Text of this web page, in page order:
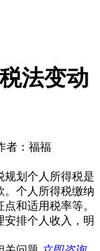
法变动
者：福福
规划个人所得税是
。个人所得税缴纳
和适用税率等。
安排个人收入，明